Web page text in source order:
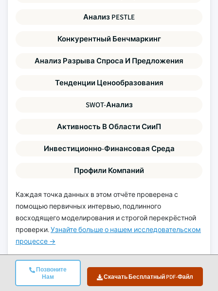
Позвоните
Нам
Скачать Бесплатный PDF-Файл
Анализ PESTLE
Конкурентный Бенчмаркинг
Анализ Разрыва Спроса И Предложения
Тенденции Ценообразования
SWOT-Анализ
Активность В Области СииП
Инвестиционно-Финансовая Среда
Профили Компаний
Каждая точка данных в этом отчёте проверена с
помощью первичных интервью, подлинного
восходящего моделирования и строгой перекрёстной
проверки.Узнайте больше о нашем исследовательском
процессе →
Связанные отчёты